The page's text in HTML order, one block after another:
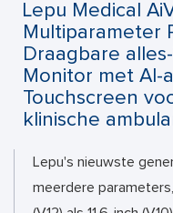
Lepu Medical
Multiparameter
Draagbare
Monitor met AI-
Touchscreen
klinische
Lepu's nieuwste
meerdere